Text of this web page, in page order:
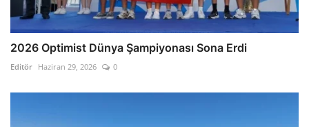
2026 Optimist Dünya Şampiyonası Sona Erdi
Editör Haziran 29, 2026 0